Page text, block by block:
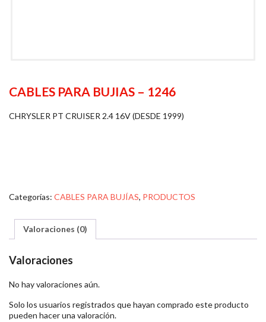
CABLES PARA BUJIAS – 1246
CHRYSLER PT CRUISER 2.4 16V (DESDE 1999)
Categorías: CABLES PARA BUJÍAS, PRODUCTOS
Valoraciones (0)
Valoraciones
No hay valoraciones aún.
Solo los usuarios registrados que hayan comprado este producto
pueden hacer una valoración.